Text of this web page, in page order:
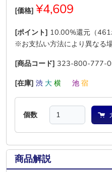
[価格] ¥4,609
[ポイント] 10.00%還元（461
※お支払い方法により異なる
[商品コード] 323-800-777-
[在庫] 渋 大 横 池 宿
個数
商品解説